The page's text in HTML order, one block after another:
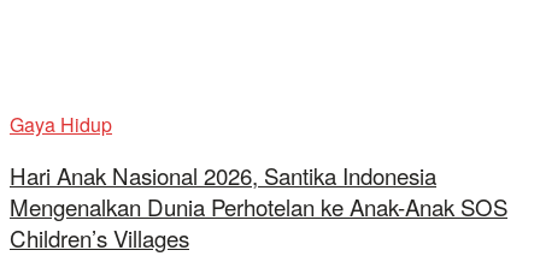
Gaya Hidup
Hari Anak Nasional 2026, Santika Indonesia
Mengenalkan Dunia Perhotelan ke Anak-Anak SOS
Children’s Villages